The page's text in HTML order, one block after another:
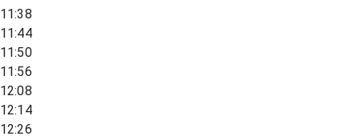
11:38
11:44
11:50
11:56
12:08
12:14
12:26